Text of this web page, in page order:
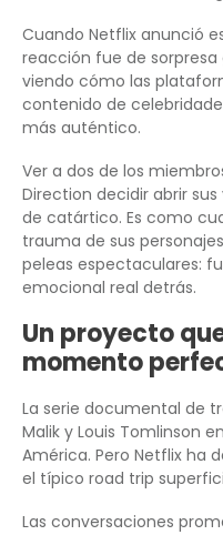
Cuando Netflix anunció
reacción fue de sorpresa
viendo cómo las
contenido de
más auténtico.
Ver a dos de los
Direction decidir abrir
de catártico. Es como
trauma de sus
peleas espectaculares:
emocional real detrás.
Un proyecto
momento
La serie documental de
Malik y Louis Tomlinson
América. Pero Netflix ha
el típico road trip
Las conversaciones